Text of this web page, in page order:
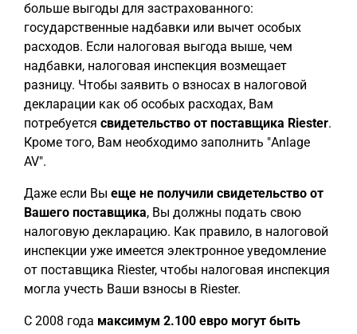
больше выгоды для застрахованного:
государственные надбавки или вычет особых
расходов. Если налоговая выгода выше, чем
надбавки, налоговая инспекция возмещает
разницу. Чтобы заявить о взносах в налоговой
декларации как об особых расходах, Вам
потребуется свидетельство от поставщика Riester.
Кроме того, Вам необходимо заполнить "Anlage
AV".
Даже если Вы еще не получили свидетельство от
Вашего поставщика, Вы должны подать свою
налоговую декларацию. Как правило, в налоговой
инспекции уже имеется электронное уведомление
от поставщика Riester, чтобы налоговая инспекция
могла учесть Ваши взносы в Riester.
С 2008 года максимум 2.100 евро могут быть